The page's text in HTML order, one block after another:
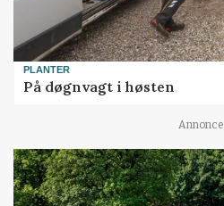
PLANTER
På døgnvagt i høsten
Annonce